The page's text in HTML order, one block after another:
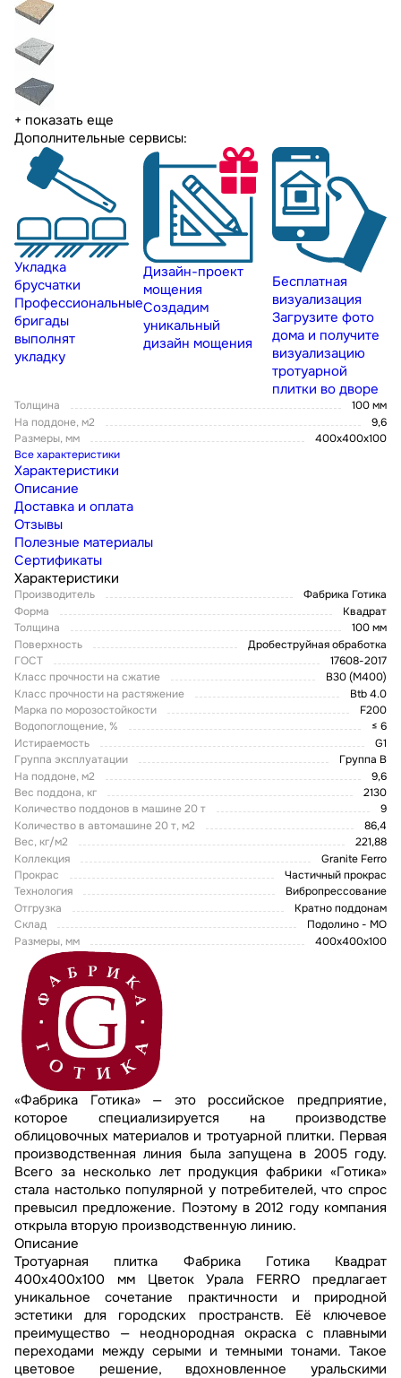
+ показать еще
Дополнительные сервисы:
Укладка
брусчатки
Профессиональные
бригады
выполнят
укладку
Дизайн-проект
мощения
Создадим
уникальный
дизайн мощения
Бесплатная
визуализация
Загрузите фото
дома и получите
визуализацию
тротуарной
плитки во дворе
Толщина
100 мм
На поддоне, м2
9,6
Размеры, мм
400x400x100
Все характеристики
Характеристики
Описание
Доставка и оплата
Отзывы
Полезные материалы
Сертификаты
Характеристики
Производитель
Фабрика Готика
Форма
Квадрат
Толщина
100 мм
Поверхность
Дробеструйная обработка
ГОСТ
17608-2017
Класс прочности на сжатие
В30 (М400)
Класс прочности на растяжение
Btb 4.0
Марка по морозостойкости
F200
Водопоглощение, %
≤ 6
Истираемость
G1
Группа эксплуатации
Группа В
На поддоне, м2
9,6
Вес поддона, кг
2130
Количество поддонов в машине 20 т
9
Количество в автомашине 20 т, м2
86,4
Вес, кг/м2
221,88
Коллекция
Granite Ferro
Прокрас
Частичный прокрас
Технология
Вибропрессование
Отгрузка
Кратно поддонам
Склад
Подолино - МО
Размеры, мм
400x400x100
«Фабрика Готика» — это российское предприятие,
которое специализируется на производстве
облицовочных материалов и тротуарной плитки. Первая
производственная линия была запущена в 2005 году.
Всего за несколько лет продукция фабрики «Готика»
стала настолько популярной у потребителей, что спрос
превысил предложение. Поэтому в 2012 году компания
открыла вторую производственную линию.
Описание
Тротуарная плитка Фабрика Готика Квадрат
400х400х100 мм Цветок Урала FERRO предлагает
уникальное сочетание практичности и природной
эстетики для городских пространств. Её ключевое
преимущество — неоднородная окраска с плавными
переходами между серыми и темными тонами. Такое
цветовое решение, вдохновленное уральскими